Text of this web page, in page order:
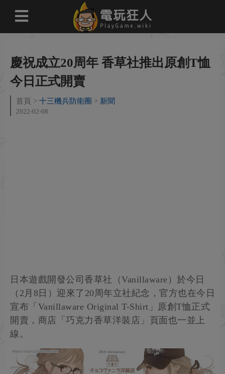
慶祝成立20周年 香草社推出原創T恤
今日正式開賣
首頁 十三機兵防衛圈 新聞
2022-02-08
日本遊戲開發公司香草社（Vanillaware）於今日
（2月8日）迎來了20周年立社紀念，官方也在今日
宣布「Vanillaware Original T-Shirt」原創T恤正式
開賣，商店「巧克力香草洋裝店」頁面也一並上
線。